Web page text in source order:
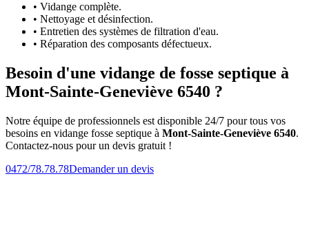
• Vidange complète.
• Nettoyage et désinfection.
• Entretien des systèmes de filtration d'eau.
• Réparation des composants défectueux.
Besoin d'une vidange de fosse septique à
Mont-Sainte-Geneviève 6540 ?
Notre équipe de professionnels est disponible 24/7 pour tous vos
besoins en vidange fosse septique à Mont-Sainte-Geneviève 6540.
Contactez-nous pour un devis gratuit !
0472/78.78.78Demander un devis